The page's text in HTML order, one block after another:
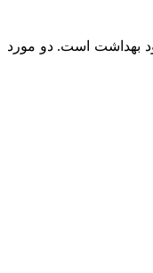
بهداشت است. دو مورد